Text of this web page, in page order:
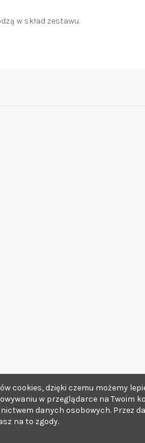
w skład zestawu.
cookies, dzięki czemu możemy
w przeglądarce na Twoim
danych osobowych. Przez
na to zgody.